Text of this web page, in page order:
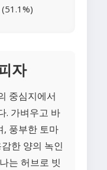
자
중심지에서
. 가벼우고 바
, 풍부한 토마
한 양의 녹인
는 허브로 빗